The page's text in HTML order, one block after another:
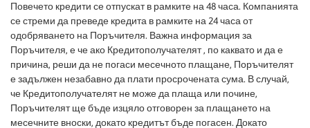
Повечето кредити се отпускат в рамките на 48 часа. Компанията
се стреми да преведе кредита в рамките на 24 часа от
одобряването на Поръчителя. Важна информация за
Поръчителя, е че ако Кредитополучателят , по каквато и да е
причина, реши да не погаси месечното плащане, Поръчителят
е задължен незабавно да плати просрочената сума. В случай,
че Кредитополучателят не може да плаща или почине,
Поръчителят ще бъде изцяло отговорен за плащането на
месечните вноски, докато кредитът бъде погасен. Докато